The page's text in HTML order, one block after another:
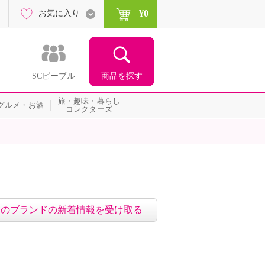
SCピープル 商品を探す
お気に入り ¥0
ルメ・お酒
旅・趣味・暮らし
コレクターズ
ブランドの新着情報を受け取る